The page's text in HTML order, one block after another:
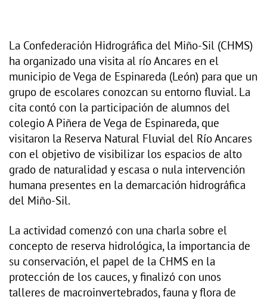
La Confederación Hidrográfica del Miño-Sil (CHMS)
ha organizado una visita al río Ancares en el
municipio de Vega de Espinareda (León) para que un
grupo de escolares conozcan su entorno fluvial. La
cita contó con la participación de alumnos del
colegio A Piñera de Vega de Espinareda, que
visitaron la Reserva Natural Fluvial del Río Ancares
con el objetivo de visibilizar los espacios de alto
grado de naturalidad y escasa o nula intervención
humana presentes en la demarcación hidrográfica
del Miño-Sil.
La actividad comenzó con una charla sobre el
concepto de reserva hidrológica, la importancia de
su conservación, el papel de la CHMS en la
protección de los cauces, y finalizó con unos
talleres de macroinvertebrados, fauna y flora de